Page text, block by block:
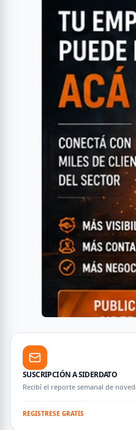
SUSCRIPCIÓN A SIDERDATO
Recibí el reporte semanal de
REGISTRESE GRATIS